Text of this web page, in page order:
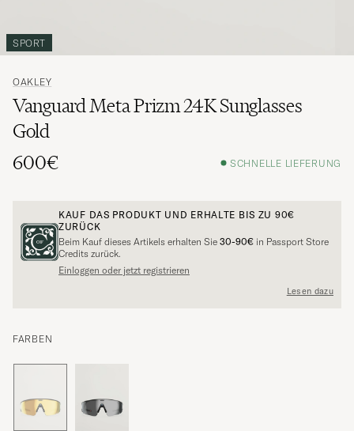
SPORT
OAKLEY
Vanguard Meta Prizm 24K Sunglasses
Gold
600€
SCHNELLE LIEFERUNG
KAUF DAS PRODUKT UND ERHALTE BIS ZU 90€
ZURÜCK
Beim Kauf dieses Artikels erhalten Sie 30-90€ in Passport Store
Credits zurück.
Einloggen oder jetzt registrieren
Lesen dazu
FARBEN